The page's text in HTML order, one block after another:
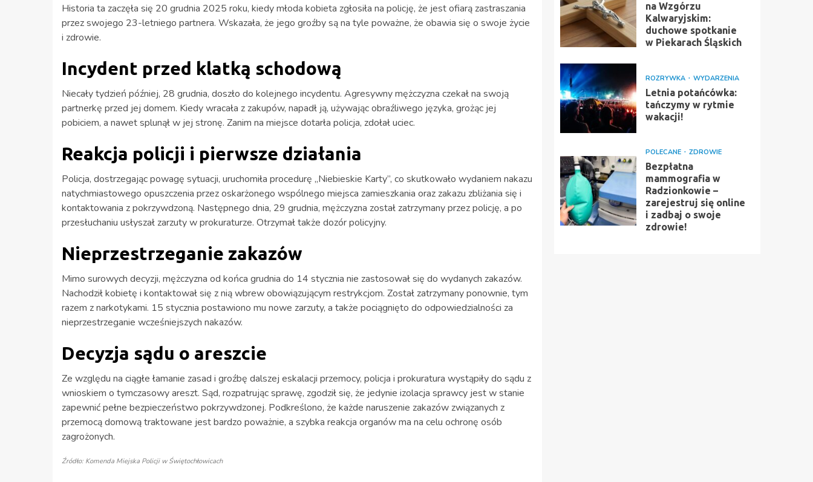
Historia ta zaczęła się 20 grudnia 2025 roku, kiedy młoda kobieta zgłosiła na policję, że jest ofiarą zastraszania
przez swojego 23-letniego partnera. Wskazała, że jego groźby są na tyle poważne, że obawia się o swoje życie
i zdrowie.
Incydent przed klatką schodową
Niecały tydzień później, 28 grudnia, doszło do kolejnego incydentu. Agresywny mężczyzna czekał na swoją
partnerkę przed jej domem. Kiedy wracała z zakupów, napadł ją, używając obraźliwego języka, grożąc jej
pobiciem, a nawet splunął w jej stronę. Zanim na miejsce dotarła policja, zdołał uciec.
Reakcja policji i pierwsze działania
Policja, dostrzegając powagę sytuacji, uruchomiła procedurę „Niebieskie Karty”, co skutkowało wydaniem nakazu
natychmiastowego opuszczenia przez oskarżonego wspólnego miejsca zamieszkania oraz zakazu zbliżania się i
kontaktowania z pokrzywdzoną. Następnego dnia, 29 grudnia, mężczyzna został zatrzymany przez policję, a po
przesłuchaniu usłyszał zarzuty w prokuraturze. Otrzymał także dozór policyjny.
Nieprzestrzeganie zakazów
Mimo surowych decyzji, mężczyzna od końca grudnia do 14 stycznia nie zastosował się do wydanych zakazów.
Nachodził kobietę i kontaktował się z nią wbrew obowiązującym restrykcjom. Został zatrzymany ponownie, tym
razem z narkotykami. 15 stycznia postawiono mu nowe zarzuty, a także pociągnięto do odpowiedzialności za
nieprzestrzeganie wcześniejszych nakazów.
Decyzja sądu o areszcie
Ze względu na ciągłe łamanie zasad i groźbę dalszej eskalacji przemocy, policja i prokuratura wystąpiły do sądu z
wnioskiem o tymczasowy areszt. Sąd, rozpatrując sprawę, zgodził się, że jedynie izolacja sprawcy jest w stanie
zapewnić pełne bezpieczeństwo pokrzywdzonej. Podkreślono, że każde naruszenie zakazów związanych z
przemocą domową traktowane jest bardzo poważnie, a szybka reakcja organów ma na celu ochronę osób
zagrożonych.
Źródło: Komenda Miejska Policji w Świętochłowicach
na Wzgórzu
Kalwaryjskim:
duchowe spotkanie
w Piekarach Śląskich
ROZRYWKA WYDARZENIA
Letnia potańcówka:
tańczymy w rytmie
wakacji!
POLECANE ZDROWIE
Bezpłatna
mammografia w
Radzionkowie –
zarejestruj się online
i zadbaj o swoje
zdrowie!